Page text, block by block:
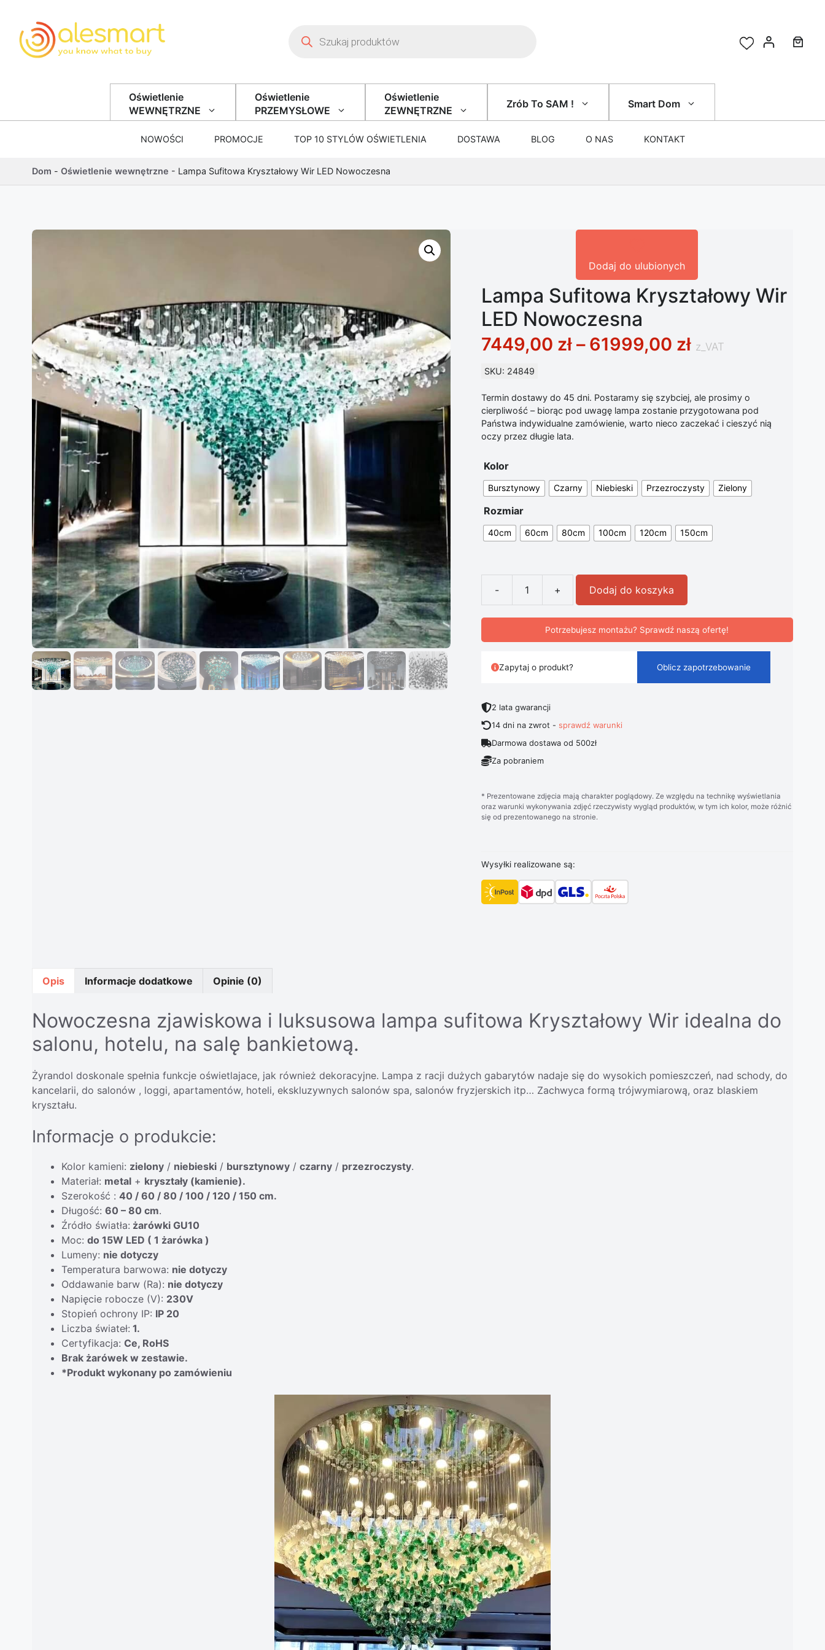
Oświetlenie
WEWNĘTRZNE
Oświetlenie
PRZEMYSŁOWE
Oświetlenie
ZEWNĘTRZNE
Zrób To SAM ! Smart Dom
NOWOŚCI PROMOCJE TOP 10 STYLÓW OŚWIETLENIA DOSTAWA BLOG O NAS KONTAKT
Dom - Oświetlenie wewnętrzne - Lampa Sufitowa Kryształowy Wir LED Nowoczesna
Dodaj do ulubionych
Lampa Sufitowa Kryształowy Wir
LED Nowoczesna
7449,00 zł – 61999,00 złZakres cen: od
z_VAT
SKU: 24849
Termin dostawy do 45 dni. Postaramy się szybciej, ale prosimy o
cierpliwość – biorąc pod uwagę lampa zostanie przygotowana pod
Państwa indywidualne zamówienie, warto nieco zaczekać i cieszyć nią
oczy przez długie lata.
Kolor
Bursztynowy Czarny Niebieski Przezroczysty Zielony
Rozmiar
40cm 60cm 80cm 100cm 120cm 150cm
-
ilość Lampa Sufitowa Kryształowy Wir LED Nowoczesna
+ Dodaj do koszyka
Potrzebujesz montażu? Sprawdź naszą ofertę!
Zapytaj o produkt? Oblicz zapotrzebowanie
2 lata gwarancji
14 dni na zwrot -sprawdź warunki
Darmowa dostawa od 500zł
Za pobraniem
* Prezentowane zdjęcia mają charakter poglądowy. Ze względu na technikę wyświetlania
oraz warunki wykonywania zdjęć rzeczywisty wygląd produktów, w tym ich kolor, może różnić
się od prezentowanego na stronie.
Wysyłki realizowane są:
Opis Informacje dodatkowe Opinie (0)
Nowoczesna zjawiskowa i luksusowa lampa sufitowa Kryształowy Wir idealna do
salonu, hotelu, na salę bankietową.
Żyrandol doskonale spełnia funkcje oświetlajace, jak również dekoracyjne. Lampa z racji dużych gabarytów nadaje się do wysokich pomieszczeń, nad schody, do
kancelarii, do salonów , loggi, apartamentów, hoteli, ekskluzywnych salonów spa, salonów fryzjerskich itp… Zachwyca formą trójwymiarową, oraz blaskiem
kryształu.
Informacje o produkcie:
Kolor kamieni: zielony / niebieski / bursztynowy / czarny / przezroczysty.
Materiał: metal + kryształy (kamienie).
Szerokość : 40 / 60 / 80 / 100 / 120 / 150 cm.
Długość: 60 – 80 cm.
Źródło światła: żarówki GU10
Moc: do 15W LED ( 1 żarówka )
Lumeny: nie dotyczy
Temperatura barwowa: nie dotyczy
Oddawanie barw (Ra): nie dotyczy
Napięcie robocze (V): 230V
Stopień ochrony IP: IP 20
Liczba świateł: 1.
Certyfikacja: Ce, RoHS
Brak żarówek w zestawie.
*Produkt wykonany po zamówieniu